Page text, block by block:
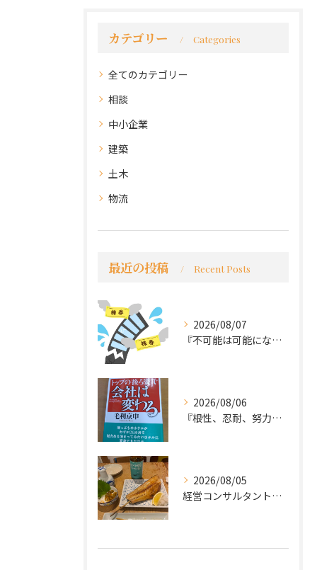
カテゴリー Categories
全てのカテゴリー
相談
中小企業
建築
土木
物流
最近の投稿 Recent Posts
2026/08/07
『不可能は可能になる』
2026/08/06
『根性、忍耐、努力という言葉は死語なのか』
2026/08/05
経営コンサルタントのモーちゃん・毛利京申です。